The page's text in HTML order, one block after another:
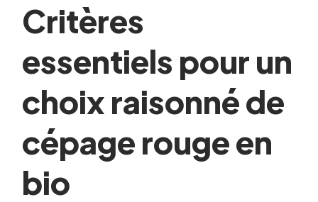
Critères
essentiels pour un
choix raisonné de
cépage rouge en
bio